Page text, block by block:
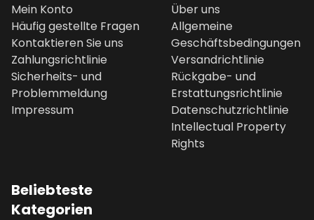
Mein Konto
Häufig gestellte Fragen
Kontaktieren Sie uns
Zahlungsrichtlinie
Sicherheits- und
Problemmeldung
Impressum
Über uns
Allgemeine
Geschäftsbedingungen
Versandrichtlinie
Rückgabe- und
Erstattungsrichtlinie
Datenschutzrichtlinie
Intellectual Property
Rights
Beliebteste
Kategorien